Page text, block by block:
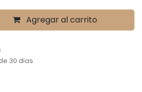
Agregar al carrito
30 días